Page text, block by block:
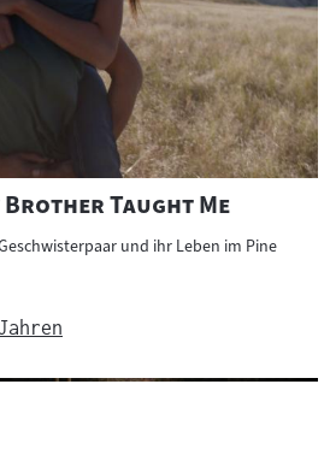
Brother Taught Me"
und ihr Leben im Pine